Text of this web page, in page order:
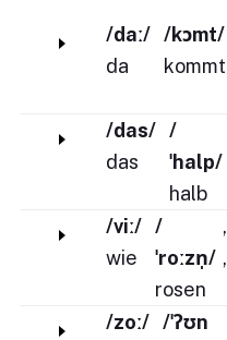
/daː/
da
/kɔmt/
kommt
/das/
das
/
ˈhalp/
halb
/viː/
wie
/
ˈroːzn̩/
rosen
,
,
/zoː/ /ˈʔʊn